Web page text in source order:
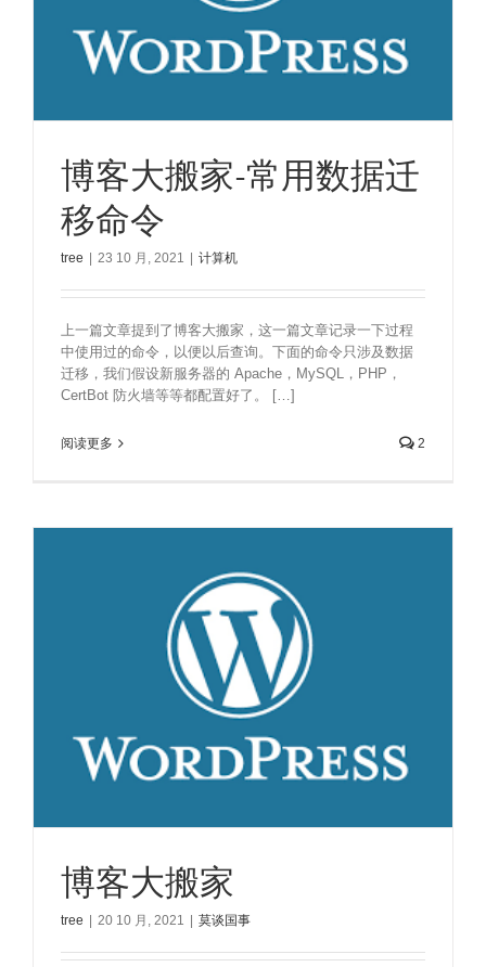
博客大搬家-常用数据迁
移命令
tree 23 10 月, 2021 计算机
上一篇文章提到了博客大搬家，这一篇文章记录一下过程
中使用过的命令，以便以后查询。下面的命令只涉及数据
迁移，我们假设新服务器的 Apache，MySQL，PHP，
CertBot 防火墙等等都配置好了。 […]
阅读更多 2
博客大搬家
tree 20 10 月, 2021 莫谈国事